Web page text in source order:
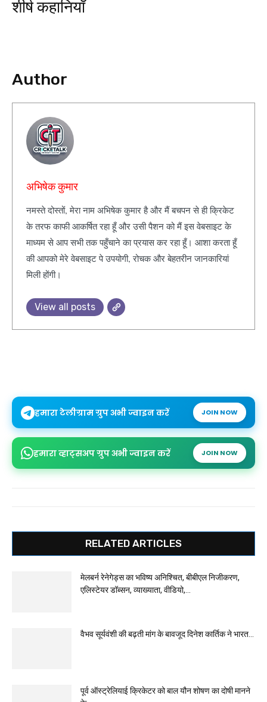
शीर्ष कहानियाँ
Author
अभिषेक कुमार
नमस्ते दोस्तों, मेरा नाम अभिषेक कुमार है और मैं बचपन से ही क्रिकेट
के तरफ काफी आकर्षित रहा हूँ और उसी पैशन को मैं इस वेबसाइट के
माध्यम से आप सभी तक पहुँचाने का प्रयास कर रहा हूँ। आशा करता हूँ
की आपको मेरे वेबसाइट पे उपयोगी, रोचक और बेहतरीन जानकारियां
मिली होंगी।
View all posts
हमारा टेलीग्राम ग्रुप अभी ज्वाइन करें JOIN NOW
हमारा व्हाट्सअप ग्रुप अभी ज्वाइन करें JOIN NOW
RELATED ARTICLES
मेलबर्न रेनेगेड्स का भविष्य अनिश्चित, बीबीएल निजीकरण,
एलिस्टेयर डॉब्सन, व्याख्याता, वीडियो,...
वैभव सूर्यवंशी की बढ़ती मांग के बावजूद दिनेश कार्तिक ने भारत...
पूर्व ऑस्ट्रेलियाई क्रिकेटर को बाल यौन शोषण का दोषी मानने